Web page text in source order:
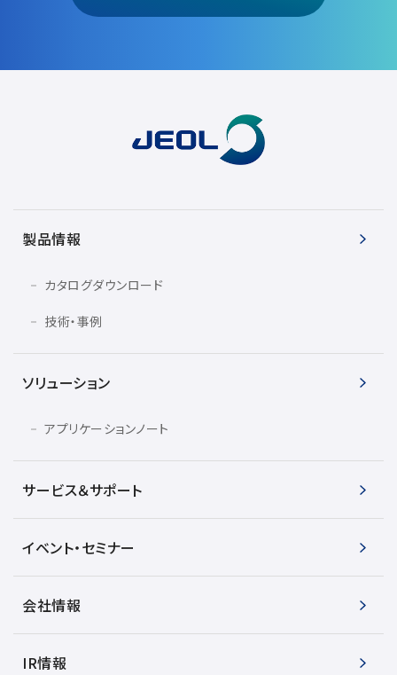
製品情報
カタログダウンロード
技術・事例
ソリューション
アプリケーションノート
サービス＆サポート
イベント・セミナー
会社情報
IR情報